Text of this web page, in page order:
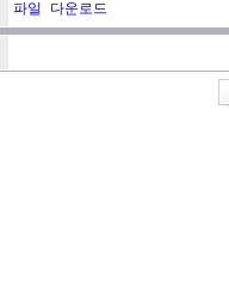
파일 다운로드